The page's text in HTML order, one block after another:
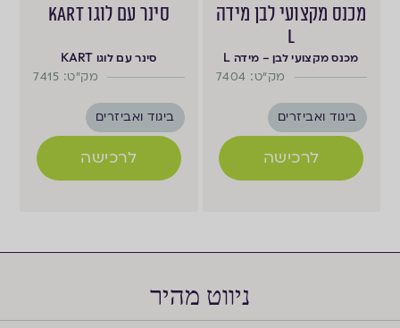
מכנס מקצועי לבן מידה
L
מכנס מקצועי לבן – מידה L
מק"ט: 7404
ביגוד ואביזרים
לרכישה
סינר עם לוגו KART
סינר עם לוגו KART
מק"ט: 7415
ביגוד ואביזרים
לרכישה
ניווט מהיר